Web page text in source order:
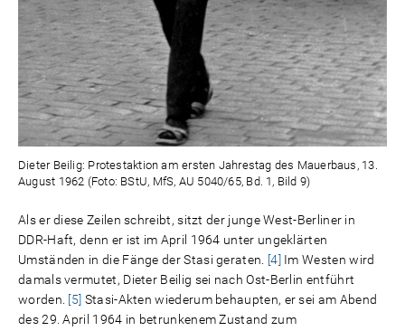
Dieter Beilig: Protestaktion am ersten Jahrestag des Mauerbaus, 13.
August 1962 (Foto: BStU, MfS, AU 5040/65, Bd. 1, Bild 9)
Als er diese Zeilen schreibt, sitzt der junge West-Berliner in
DDR-Haft, denn er ist im April 1964 unter ungeklärten
Umständen in die Fänge der Stasi geraten. [4] Im Westen wird
damals vermutet, Dieter Beilig sei nach Ost-Berlin entführt
worden. [5] Stasi-Akten wiederum behaupten, er sei am Abend
des 29. April 1964 in betrunkenem Zustand zum